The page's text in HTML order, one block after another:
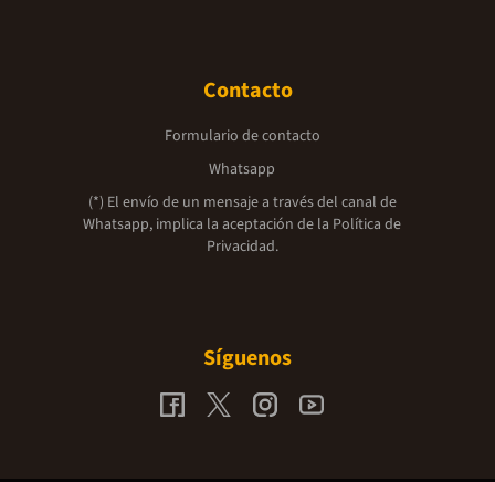
Contacto
Formulario de contacto
Whatsapp
(*) El envío de un mensaje a través del canal de
Whatsapp, implica la aceptación de la Política de
Privacidad.
Síguenos